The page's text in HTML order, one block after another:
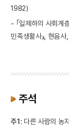
1982)
- ｢일제하의 사회계
민족생활사』, 현음
주석
주1: 다른 사람의 농